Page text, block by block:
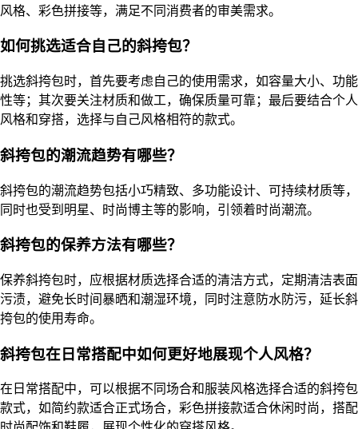
风格、彩色拼接等，满足不同消费者的审美需求。
如何挑选适合自己的斜挎包？
挑选斜挎包时，首先要考虑自己的使用需求，如容量大小、功能
性等；其次要关注材质和做工，确保质量可靠；最后要结合个人
风格和穿搭，选择与自己风格相符的款式。
斜挎包的潮流趋势有哪些？
斜挎包的潮流趋势包括小巧精致、多功能设计、可持续材质等，
同时也受到明星、时尚博主等的影响，引领着时尚潮流。
斜挎包的保养方法有哪些？
保养斜挎包时，应根据材质选择合适的清洁方式，定期清洁表面
污渍，避免长时间暴晒和潮湿环境，同时注意防水防污，延长斜
挎包的使用寿命。
斜挎包在日常搭配中如何更好地展现个人风格？
在日常搭配中，可以根据不同场合和服装风格选择合适的斜挎包
款式，如简约款适合正式场合，彩色拼接款适合休闲时尚，搭配